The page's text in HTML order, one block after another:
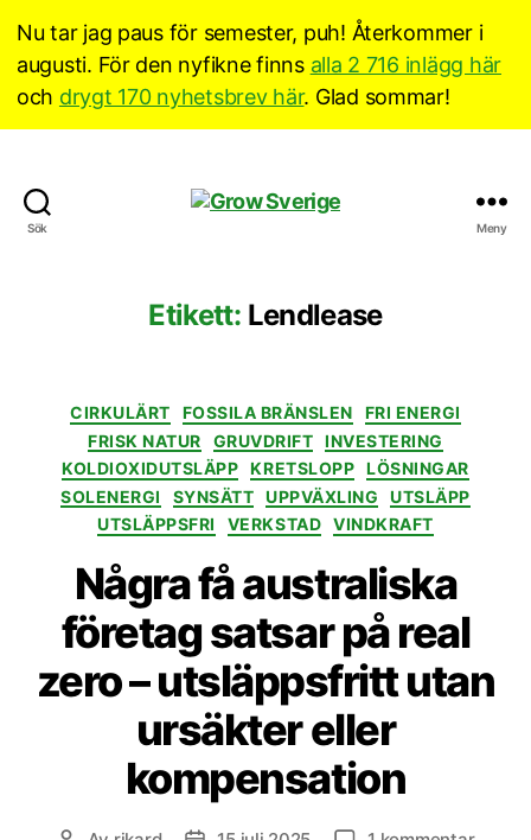
Nu tar jag paus för semester, puh! Återkommer i
augusti. För den nyfikne finns alla 2 716 inlägg här
och drygt 170 nyhetsbrev här. Glad sommar!
Sök Meny
Etikett: Lendlease
Kategorier
CIRKULÄRT FOSSILA BRÄNSLEN
FRI ENERGI
FRISK NATUR
GRUVDRIFT
INVESTERING
KOLDIOXIDUTSLÄPP
KRETSLOPP LÖSNINGAR
SOLENERGI
SYNSÄTT UPPVÄXLING
UTSLÄPP
UTSLÄPPSFRI
VERKSTAD VINDKRAFT
Några få australiska
företag satsar på real
zero – utsläppsfritt utan
ursäkter eller
kompensation